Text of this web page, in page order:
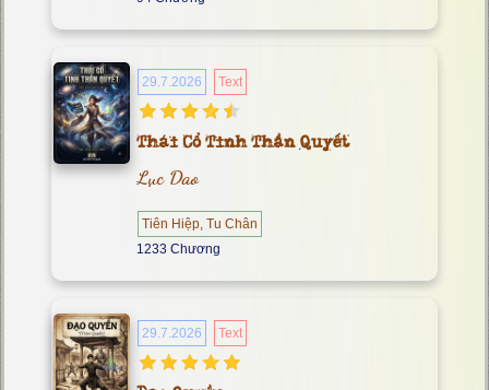
29.7.2026 Text
Thái Cổ Tinh Thần Quyết
Lục Dao
Tiên Hiệp, Tu Chân
1233 Chương
29.7.2026 Text